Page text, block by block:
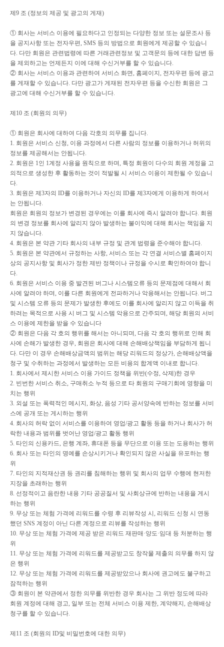
제 9 조 (정보의 제공 및 광고의 게재)
① 회사는 서비스 이용에 필요하다고 인정되는 다양한 정보 또는 설문조사 등
을 공지사항 또는 전자우편, SMS 등의 방법으로 회원에게 제공할 수 있습니
다. 다만 회원은 관련법령에 따른 거래관련정보 및 고객문의 등에 대한 답변 등
을 제외하고는 언제든지 이에 대해 수신거부를 할 수 있습니다.
② 회사는 서비스 이용과 관련하여 서비스 화면, 홈페이지 , 전자우편 등에 광고
를 게재할 수 있습니다. 다만 광고가 게재된 전자우편 등을 수신한 회원은 그
광고에 대해 수신거부를 할 수 있습니다.
제 10 조 (회원의 의무)
① 회원은 회사에 대하여 다음 각호의 의무를 집니다.
1. 회원은 서비스 신청, 이용 과정에서 다른 사람의 정보를 이용하거나 허위의
정보를 제공해서는 안됩니다.
2. 회원은 1인 1계정 사용을 원칙으로 하며, 특정 회원이 다수의 회원 계정을 고
의적으로 생성한 후 활동하는 것이 적발될 시 서비스 이용이 제한될 수 있습니
다.
3. 회원은 제 3자의 ID를 이용하거나 자신의 ID를 제 3자에게 이용하게 하여서
는 안됩니다.
회원은 회원의 정보가 변경된 경우에는 이를 회사에 즉시 알려야 합니다. 회원
의 변경 정보를 회사에 알리지 않아 발생하는 불이익에 대해 회사는 책임을 지
지 않습니다.
4. 회원은 본 약관 기타 회사의 내부 규정 및 관계 법령을 준수해야 합니다.
5. 회원은 본 약관에서 규정하는 사항, 서비스 또는 각 연결 서비스별 홈페이지
상의 공지사항 및 회사가 정한 제반 정책이나 규정을 수시로 확인하여야 합니
다.
6. 회원은 서비스 이용 중 발견된 버그나 시스템오류 등의 문제점에 대해서 회
사에 알려야 하며, 이를 다른 회원에게 전파하거나 악용해서는 안됩니다. 버그
및 시스템 오류 등의 문제가 발생한 후에도 이를 회사에 알리지 않고 이득을 취
하려는 목적으로 사용 시 버그 및 시스템 악용으로 간주되며, 해당 회원의 서비
스 이용에 제한을 받을 수 있습니다
② 회원은 다음 각 호의 행위를 해서는 아니되며, 다음 각 호의 행위로 인해 회
사에 손해가 발생한 경우, 회원은 회사에 대해 손해배상책임을 부담하게 됩니
다. 다만 이 경우 손해배상금액의 범위는 해당 리워드의 정상가, 손해배상액을
청구 및 수취하는 과정에서 발생하는 모든 비용의 합계액 이내로 합니다.
1. 회사에서 제시한 서비스 이용 가이드 정책을 위반(수정, 삭제 )한 경우
2. 빈번한 서비스 취소, 구매취소 누적 등으로 타 회원의 구매기회에 영향을 미
치는 행위
3. 외설 또는 폭력적인 메시지 , 화상, 음성 기타 공서양속에 반하는 정보를 서비
스에 공개 또는 게시하는 행위
4. 회사의 허락 없이 서비스를 이용하여 영업/광고 활동 등을 하거나 회사가 허
락한 내용과 범위를 벗어난 영업/광고 활동 행위
5. 타인의 신용카드, 은행 계좌, 휴대폰 등을 무단으로 이용 또는 도용하는 행위
6. 회사 또는 타인의 명예를 손상시키거나 확인되지 않은 사실을 유포하는 행
위
7. 타인의 지적재산권 등 권리를 침해하는 행위 및 회사의 업무 수행에 현저한
지장을 초래하는 행위
8. 선정적이고 음란한 내용 기타 공공질서 및 사회상규에 반하는 내용을 게시
하는 행위
9. 무상 또는 체험 가격에 리워드를 수령 후 리뷰작성 시 , 리워드 신청 시 연동
했던 SNS 계정이 아닌 다른 계정으로 리뷰를 작성하는 행위
10. 무상 또는 체험 가격에 제공 받은 리워드 재판매 ·양도·임대 등 처분하는 행
위
11. 무상 또는 체험 가격에 리워드를 제공받고도 창작물 제출의 의무를 하지 않
은 행위
12. 무상 또는 체험 가격에 리워드를 제공받았으나 회사에 권고에도 불구하고
잠적하는 행위
③ 회원이 본 약관에서 정한 의무를 위반한 경우 회사는 그 위반 정도에 따라
회원 계정에 대해 경고, 일부 또는 전체 서비스 이용 제한, 계약해지 , 손해배상
청구를 할 수 있습니다.
제 11 조 (회원의 ID및 비밀번호에 대한 의무)